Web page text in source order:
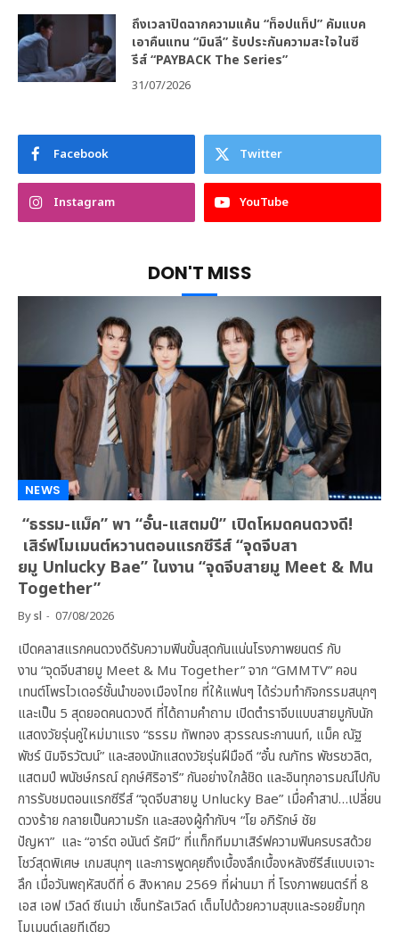
ถึงเวลาปิดฉากความแค้น “ท็อปแท็ป” คัมแบค
เอาคืนแทน “มินลี” รับประกันความสะใจในซี
รีส์ “PAYBACK The Series”
31/07/2026
Facebook Twitter
Instagram YouTube
DON'T MISS
NEWS
“ธรรม-แม็ค” พา “อั๋น-แสตมป์” เปิดโหมดคนดวงดี!
เสิร์ฟโมเมนต์หวานตอนแรกซีรีส์ “จุดจีบสา
ยมู Unlucky Bae” ในงาน “จุดจีบสายมู Meet & Mu
Together”
Bysl 07/08/2026
เปิดคลาสแรกคนดวงดีรับความฟินขั้นสุดกันแน่นโรงภาพยนตร์ กับ
งาน “จุดจีบสายมู Meet & Mu Together” จาก “GMMTV” คอน
เทนต์โพรไวเดอร์ชั้นนำของเมืองไทย ที่ให้แฟนๆ ได้ร่วมทำกิจกรรมสนุกๆ
และเป็น 5 สุดยอดคนดวงดี ที่ได้ถามคำถาม เปิดตำราจีบแบบสายมูกับนัก
แสดงวัยรุ่นคู่ใหม่มาแรง “ธรรม ทัพทอง สุวรรณระกานนท์, แม็ค ณัฐ
พัชร์ นิมจิรวัฒน์” และสองนักแสดงวัยรุ่นฝีมือดี “อั๋น ณภัทร พัชรชวลิต,
แสตมป์ พนัชษ์กรณ์ ฤกษ์ศิริอารี” กันอย่างใกล้ชิด และอินทุกอารมณ์ไปกับ
การรับชมตอนแรกซีรีส์ “จุดจีบสายมู Unlucky Bae” เมื่อคำสาป…เปลี่ยน
ดวงร้าย กลายเป็นความรัก และสองผู้กำกับฯ “โย อภิรักษ์ ชัย
ปัญหา” และ “อาร์ต อนันต์ รัศมี” ที่แท็กทีมมาเสิร์ฟความฟินครบรสด้วย
โชว์สุดพิเศษ เกมสนุกๆ และการพูดคุยถึงเบื้องลึกเบื้องหลังซีรีส์แบบเจาะ
ลึก เมื่อวันพฤหัสบดีที่ 6 สิงหาคม 2569 ที่ผ่านมา ที่ โรงภาพยนตร์ที่ 8
เอส เอฟ เวิลด์ ซีเนม่า เซ็นทรัลเวิลด์ เต็มไปด้วยความสุขและรอยยิ้มทุก
โมเมนต์เลยทีเดียว